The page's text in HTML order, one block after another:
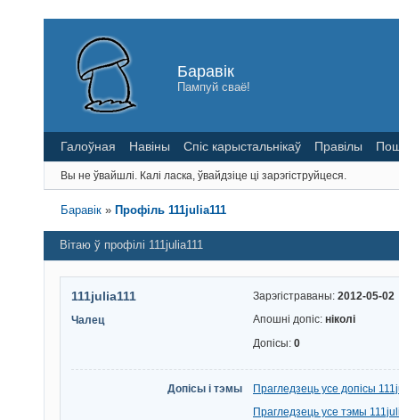
Баравік
Пампуй сваё!
Галоўная Навіны Спіс карыстальнікаў Правілы
Вы не ўвайшлі. Калі ласка, ўвайдзіце ці зарэгіструйцеся.
Баравік » Профіль 111julia111
Вітаю ў профілі 111julia111
111julia111
Чалец
Зарэгістраваны: 2012-05-02
Апошні допіс: ніколі
Допісы: 0
Допісы і тэмы
Прагледзець усе допісы
Прагледзець усе тэмы